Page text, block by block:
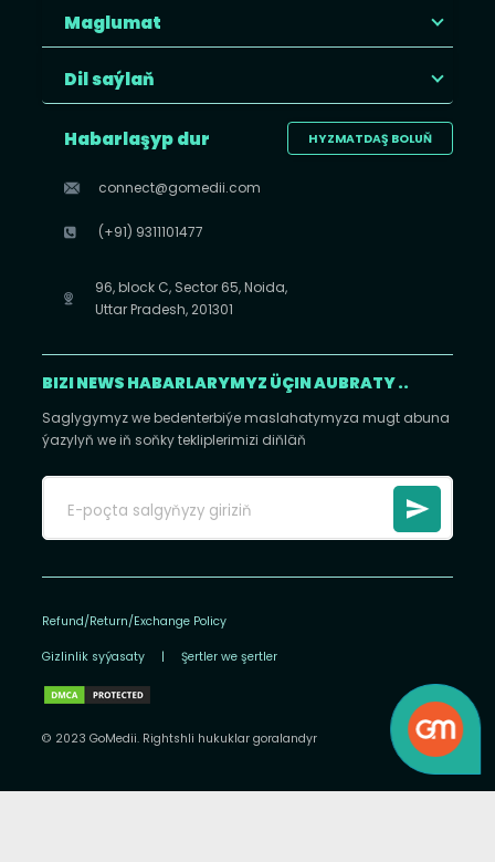
Maglumat
Dil saýlaň
HYZMATDAŞ BOLUŇ
Habarlaşyp dur
connect@gomedii.com
(+91) 9311101477
96, block C, Sector 65, Noida,
Uttar Pradesh, 201301
BIZI NEWS HABARLARYMYZ ÜÇIN AUBRATY ..
Saglygymyz we bedenterbiýe maslahatymyza mugt abuna
ýazylyň we iň soňky tekliplerimizi diňläň
Refund/Return/Exchange Policy
Gizlinlik syýasaty | Şertler we şertler
© 2023 GoMedii. Rightshli hukuklar goralandyr